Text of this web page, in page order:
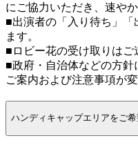
にご協力いただき、速や
■出演者の「入り待ち」「
ます。
■ロビー花の受け取りはご
■政府・自治体などの方
ご案内および注意事項が
ハンディキャップエリアをご希